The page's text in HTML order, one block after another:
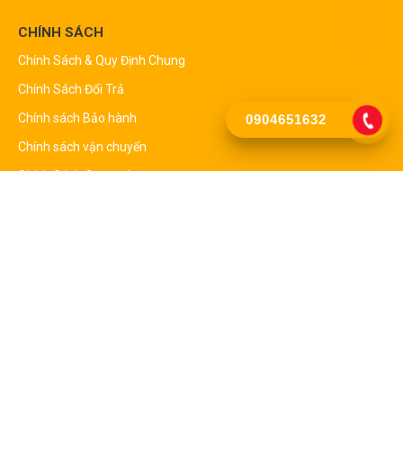
CHÍNH SÁCH
Chính Sách & Quy Định Chung
Chính Sách Đổi Trả
Chính sách Bảo hành
Chính sách vận chuyển
Chính Sách Quy Định
0904651632